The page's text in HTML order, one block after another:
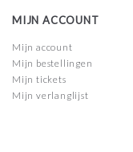
MIJN ACCOUNT
Mijn account
Mijn bestellingen
Mijn tickets
Mijn verlanglijst